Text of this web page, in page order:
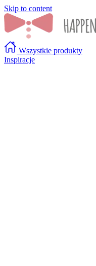
Skip to content
Wszystkie produkty
Inspiracje